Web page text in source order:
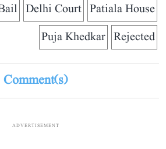
Patiala House
Delhi Court
Rejected
Puja Khedkar
Comment(s)
ADVERTISEMENT